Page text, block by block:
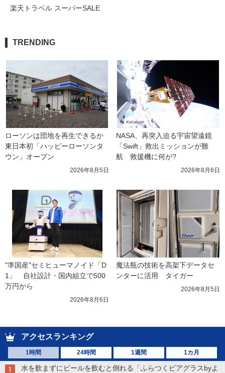
楽天トラベル スーパーSALE
TRENDING
ローソンは団地を再生できるか
東日本初「ハッピーローソンタ
ウン」オープン
2026年8月5日
NASA、再突入迫る宇宙望遠鏡
「Swift」救出ミッションが難
航　救援機に何が?
2026年8月6日
"準国産"セミヒューマノイド「D
1」　自社設計・国内組立で500
万円から
2026年8月6日
魔法瓶の技術を高架下データセ
ンターに活用　タイガー
2026年8月5日
アクセスランキング
1時間 24時間 1週間 1カ月
水を飲まずにビールを飲むと倒れる「ふらつくビアグラスbyよ